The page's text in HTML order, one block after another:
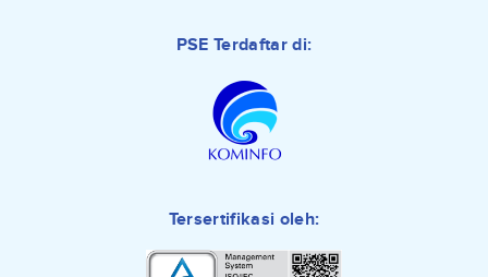
PSE Terdaftar di:
Tersertifikasi oleh: